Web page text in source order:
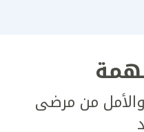
من مرضى